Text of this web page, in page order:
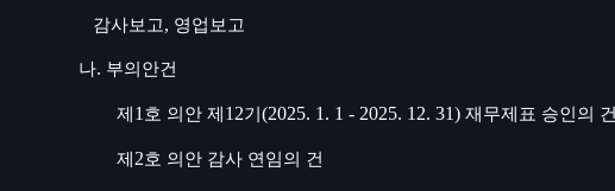
감사보고, 영업보고
나. 부의안건
제 1 호 의안 제 12기 (2025. 1. 1 - 2025. 12. 31) 재무제표 승인의 건
제2호 의안 감사 연임의 건